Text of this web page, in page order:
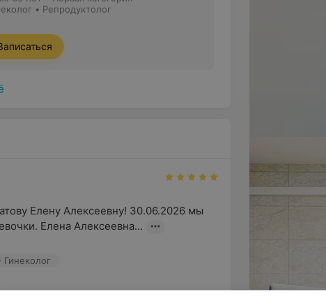
• Репродуктолог
Елену Алексеевну! 30.06.2026 мы
Елена Алексеевна...
Гинеколог